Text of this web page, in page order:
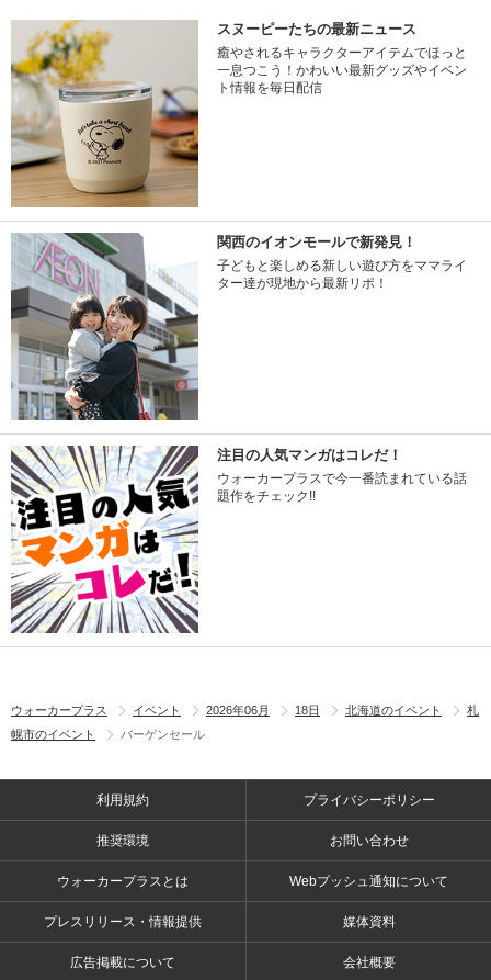
スヌーピーたちの最新ニュース
癒やされるキャラクターアイテムでほっと
一息つこう！かわいい最新グッズやイベン
ト情報を毎日配信
関西のイオンモールで新発見！
子どもと楽しめる新しい遊び方をママライ
ター達が現地から最新リポ！
注目の人気マンガはコレだ！
ウォーカープラスで今一番読まれている話
題作をチェック!!
ウォーカープラス イベント 2026年06月 18日 北海道のイベント
札
幌市のイベント
バーゲンセール
利用規約 プライバシーポリシー
推奨環境 お問い合わせ
ウォーカープラスとは Webプッシュ通知について
プレスリリース・情報提供 媒体資料
広告掲載について 会社概要